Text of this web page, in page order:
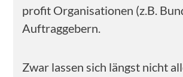
profit Organisationen (z.B.
Auftraggebern.
Zwar lassen sich längst nicht